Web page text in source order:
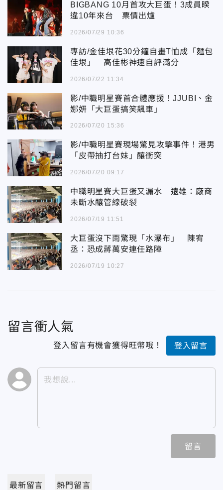
BIGBANG 10月首攻大巨蛋！3成員睽
違10年來台 票價出爐
2026/07/29 10:36
專訪/金佳垠花30分鐘自畫T恤成「麵包
佳垠」 高佳彬神速自評滿分
2026/07/22 11:34
影/中職明星賽首合體應援！JJUBI、金
娜妍「大巨蛋搞笑飆車」
2026/07/20 15:36
影/中職明星賽現場驚見攻擊事件！港男
「皮帶抽打台妹」釀衝突
2026/07/20 09:17
中職明星賽大巨蛋又漏水 遠雄：廠商
未斷水釀管線破裂
2026/07/19 11:51
大巨蛋沒下雨驚現「水瀑布」 陳宥
丞：恐成蔣萬安連任路障
2026/07/19 10:27
留言衝人氣
登入留言有機會獲得旺幣哦！ 登入留言
留言
最新留言 熱門留言